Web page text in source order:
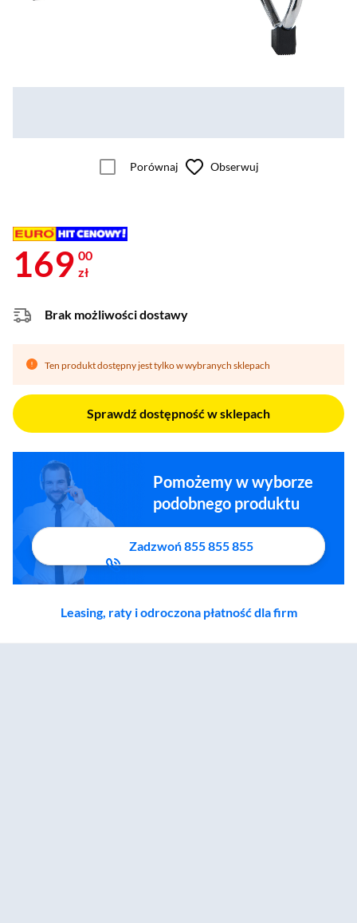
Porównaj Obserwuj
169 00
zł
Brak możliwości dostawy
Ten produkt dostępny jest tylko w wybranych sklepach
Sprawdź dostępność w sklepach
Pomożemy w wyborze
podobnego produktu
Zadzwoń 855 855 855
Leasing, raty i odroczona płatność dla firm